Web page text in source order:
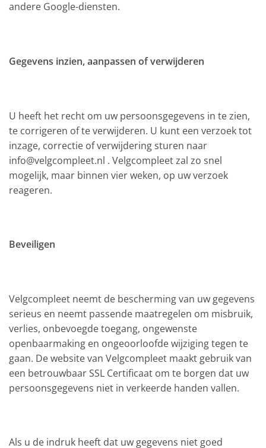
andere Google-diensten.
Gegevens inzien, aanpassen of verwijderen
U heeft het recht om uw persoonsgegevens in te zien,
te corrigeren of te verwijderen. U kunt een verzoek tot
inzage, correctie of verwijdering sturen naar
info@velgcompleet.nl . Velgcompleet zal zo snel
mogelijk, maar binnen vier weken, op uw verzoek
reageren.
Beveiligen
Velgcompleet neemt de bescherming van uw gegevens
serieus en neemt passende maatregelen om misbruik,
verlies, onbevoegde toegang, ongewenste
openbaarmaking en ongeoorloofde wijziging tegen te
gaan. De website van Velgcompleet maakt gebruik van
een betrouwbaar SSL Certificaat om te borgen dat uw
persoonsgegevens niet in verkeerde handen vallen.
Als u de indruk heeft dat uw gegevens niet goed